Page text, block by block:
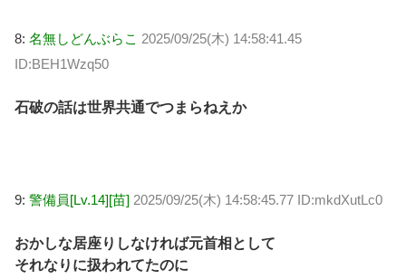
8: 名無しどんぶらこ 2025/09/25(木) 14:58:41.45
ID:BEH1Wzq50
石破の話は世界共通でつまらねえか
9: 警備員[Lv.14][苗] 2025/09/25(木) 14:58:45.77 ID:mkdXutLc0
おかしな居座りしなければ元首相として
それなりに扱われてたのに